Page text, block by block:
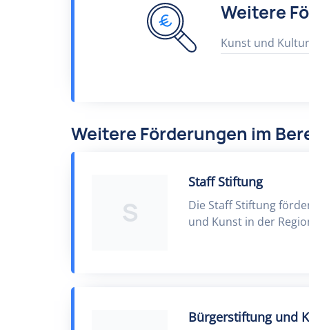
Weitere
Kunst und Kultur
Weitere Förderungen im
S
Staff Stiftung
Die Staff Stiftung
und Kunst in der
Bürgerstiftung und